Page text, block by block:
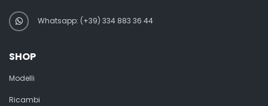
Whatsapp: (+39) 334 883 36 44
SHOP
Modelli
Ricambi